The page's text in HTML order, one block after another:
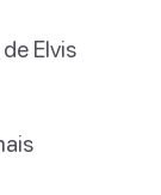
Elvis